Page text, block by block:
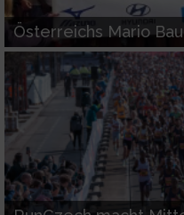
Österreichs Mario